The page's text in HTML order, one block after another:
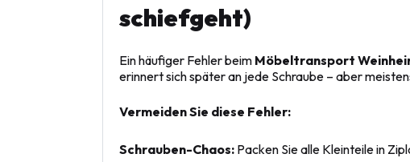
schiefgeht)
Ein häufiger Fehler beim Möbeltransport
erinnert sich später an jede Schraube – aber
Vermeiden Sie diese Fehler:
Schrauben-Chaos: Packen Sie alle Kleinteile in